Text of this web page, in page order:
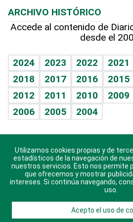
Hablando con el pediatra
Vida y familia
Eñe
Celebrando la vida
Sin complejos
En pocas palabras
Escuchando al corazón
Economía Personal
Línea de hit
TBT Deportivo
Más firmas
Hecho en casa
Guía del dinero
Cumpleaños
Horóscopos
Crucigramas
ARCHIVO HISTÓRICO
Accede al contenido de
desde el
2024 2023 2022 2021
2018
2017 2016 2015
2012
2011 2010 2009
2006
2005 2004
Descarga nuestras
sistema
© 2021 Diario Libre, todos los
Utilizamos cookies propias y de
estadísticos de la navegación de
nuestros servicios. Esto nos permite
que ofrecemos y mostrar
intereses. Si continúa navegando,
uso.
Acepto el uso de